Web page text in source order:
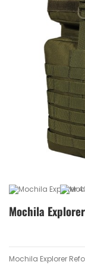
Mochila
Mochila Explorer